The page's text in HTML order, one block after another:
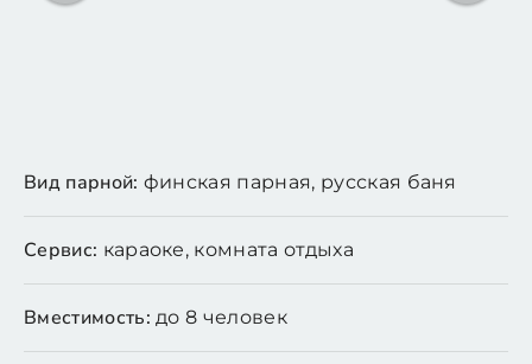
Вид парной: финская парная, русская баня
Сервис: караоке, комната отдыха
Вместимость: до 8 человек